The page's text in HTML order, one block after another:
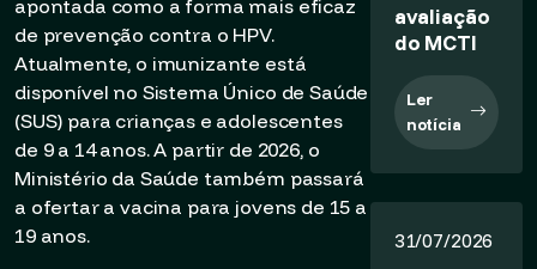
apontada como a forma mais eficaz
de prevenção contra o HPV.
Atualmente, o imunizante está
disponível no Sistema Único de Saúde
(SUS) para crianças e adolescentes
de 9 a 14 anos. A partir de 2026, o
Ministério da Saúde também passará
a ofertar a vacina para jovens de 15 a
19 anos.
avaliação
do MCTI
Ler
notícia
31/07/2026